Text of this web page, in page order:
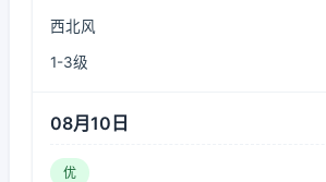
西北风
1-3级
08月10日
优